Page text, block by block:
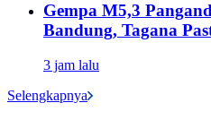
Gempa M5,3
Bandung, Tagana
3 jam lalu
Selengkapnya